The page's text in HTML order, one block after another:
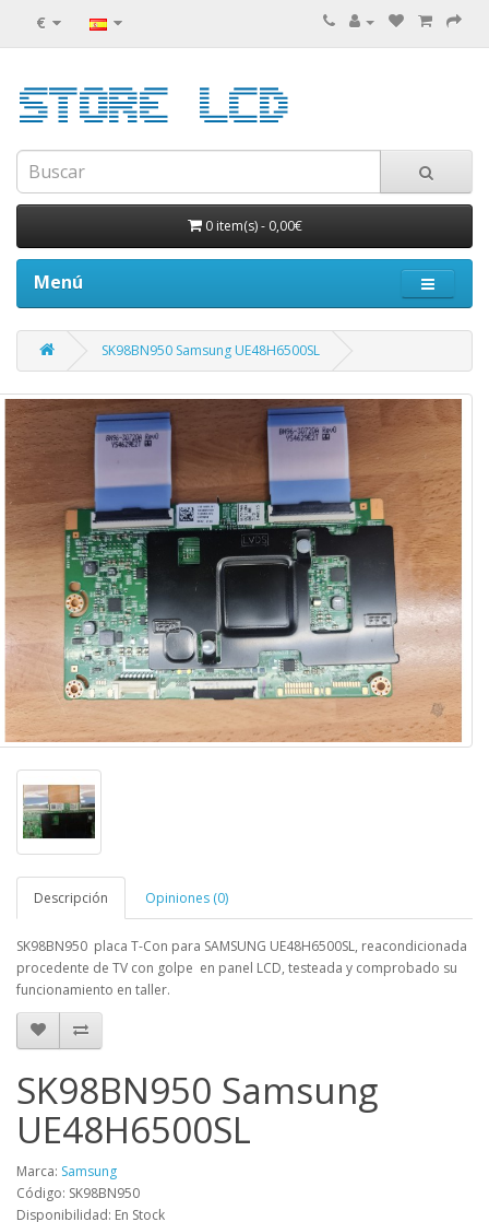
€
0 item(s)- 0,00€
Menú
SK98BN950 Samsung UE48H6500SL
Descripción Opiniones (0)
SK98BN950 placa T-Con para SAMSUNG UE48H6500SL, reacondicionada
procedente de TV con golpe en panel LCD, testeada y comprobado su
funcionamiento en taller.
SK98BN950 Samsung
UE48H6500SL
Marca: Samsung
Código: SK98BN950
Disponibilidad: En Stock